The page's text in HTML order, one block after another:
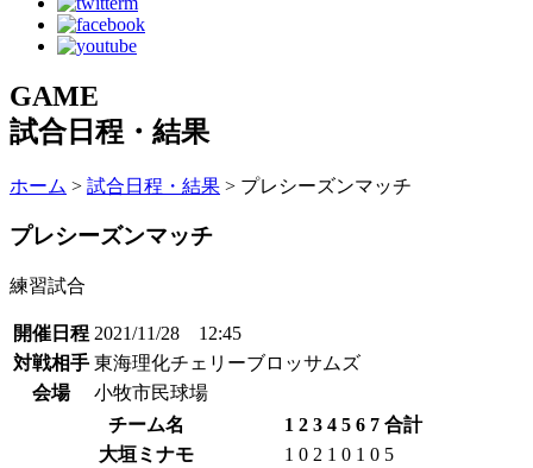
GAME
試合日程・結果
ホーム > 試合日程・結果 > プレシーズンマッチ
プレシーズンマッチ
練習試合
開催日程 2021/11/28 12:45
対戦相手 東海理化チェリーブロッサムズ
会場
小牧市民球場
チーム名
1 2 3 4 5 6 7 合計
大垣ミナモ
1 0 2 1 0 1 0 5